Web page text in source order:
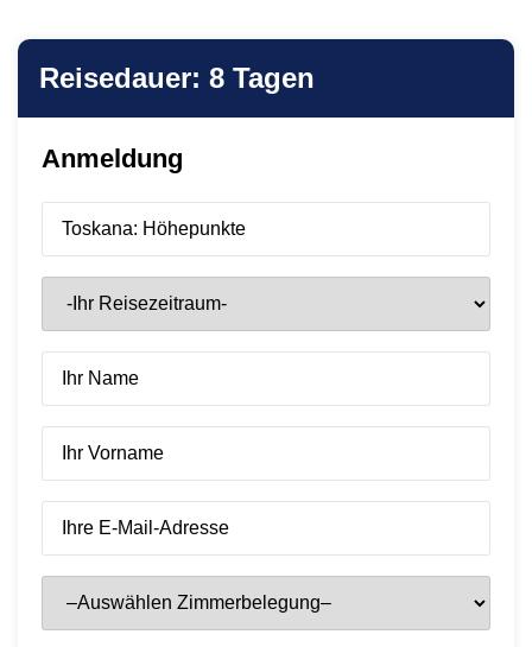
Reisedauer: 8 Tagen
Anmeldung